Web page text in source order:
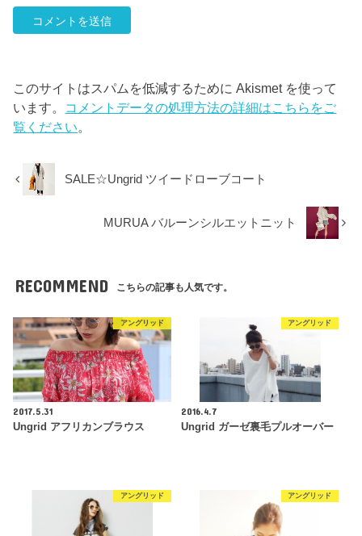
このサイトはスパムを低減するために Akismet を使って
います。 コメントデータの処理方法の詳細はこちらをご
覧ください。
SALE☆Ungrid ツイードローブコート
MURUA バルーンシルエットニット
RECOMMEND こちらの記事も人気です。
アングリッド
2017.5.31
Ungrid アフリカンブラウス
アングリッド
2016.4.7
Ungrid ガーゼ裏毛プルオーバー
アングリッド アングリッド